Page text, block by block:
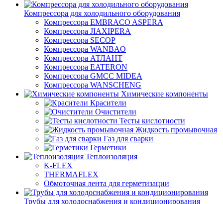
Компрессора для холодильного оборудования
Компрессора EMBRACO ASPERA
Компрессора JIAXIPERA
Компрессора SECOP
Компрессора WANBAO
Компрессора АТЛАНТ
Компрессора EATERON
Компрессора GMCC MIDEA
Компрессора WANSCHENG
Химические компоненты
Красители
Очистители
Тесты кислотности
Жидкость промывочная
Газ для сварки
Герметики
Теплоизоляция
K-FLEX
THERMAFLEX
Обмоточная лента для герметизации
Трубы для холодоснабжения и кондиционирования